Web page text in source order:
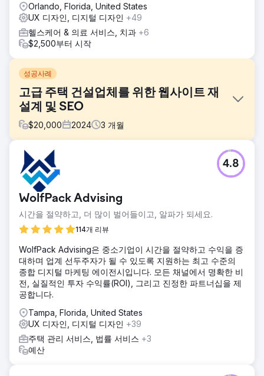
Orlando, Florida, United States
UX 디자인, 디지털 디자인 +49
헬스케어 & 의료 서비스, 치과 +6
$2,500부터 시작
성공사례
고급 주택 건설업체를 위한 웹사이트 재
설계 및 SEO
$20,000 2024 3 개월
과제
Carlson Harris의 오래된 웹사이트는 고급 프로젝트를 선보이
고 고급 고객을 효과적으로 유치하는 데 어려움을 겪었습니다.
사이트의 오래된 디자인은 현대 시장과 맞지 않았고, 탐색이
복잡했으며, 콘텐츠가 오래되어 사용자 참여를 방해했습니다.
SEO 관행이 부족하여 가시성이 낮았고, 최근 프로젝트의 제한
적인 표시로 회사의 역량을 충분히 보여주지 못했습니다.
Lasso Up은 Carlson Harris의 웹사이트를 재설계하여 매력과
기능을 강화했습니다. 이 업데이트는 현대적인 디자인, 개선된
탐색, 더 나은 가시성을 위한 전략적 SEO 향상, 고품질 비주얼
과 자세한 설명이 포함된 업그레이드된 프로젝트 쇼케이스를
도입했습니다.
결과
리디자인 이후 Carlson Harris의 웹사이트는 활성 사용자가
69% 증가하고 신규 사용자가 76% 증가했습니다. 유기적 트
래픽은 18% 증가했으며, 사이트는 이제 하이엔드 고객에게 더
WolfPack Advising
시간을 절약하고, 더 많이 벌어들이고, 알파가 되세요.
114개 리뷰
4.8
WolfPack Advising은 중소기업이 시간을 절약하고 수익을 증
대하며 업계 선두주자가 될 수 있도록 지원하는 최고 수준의
종합 디지털 마케팅 에이전시입니다. 모든 채널에서 명확한 비
전, 실질적인 투자 수익률(ROI), 그리고 진정한 파트너십을 제
공합니다.
Tampa, Florida, United States
UX 디자인, 디지털 디자인 +39
주택 관리 서비스, 법률 서비스 +3
예산